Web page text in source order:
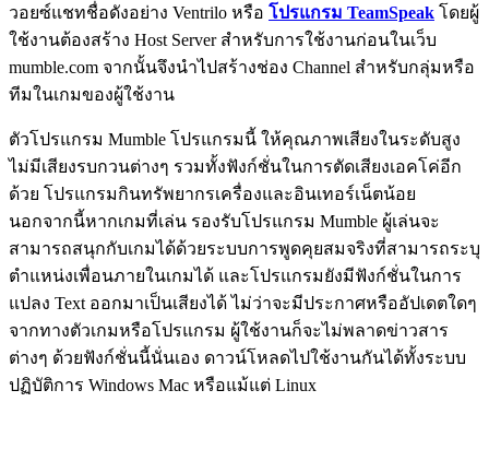
วอยซ์แชทชื่อดังอย่าง Ventrilo หรือ โปรแกรม TeamSpeak โดยผู้
ใช้งานต้องสร้าง Host Server สำหรับการใช้งานก่อนในเว็บ
mumble.com จากนั้นจึงนำไปสร้างช่อง Channel สำหรับกลุ่มหรือ
ทีมในเกมของผู้ใช้งาน
ตัวโปรแกรม Mumble โปรแกรมนี้ ให้คุณภาพเสียงในระดับสูง
ไม่มีเสียงรบกวนต่างๆ รวมทั้งฟังก์ชั่นในการตัดเสียงเอคโค่อีก
ด้วย โปรแกรมกินทรัพยากรเครื่องและอินเทอร์เน็ตน้อย
นอกจากนี้หากเกมที่เล่น รองรับโปรแกรม Mumble ผู้เล่นจะ
สามารถสนุกกับเกมได้ด้วยระบบการพูดคุยสมจริงที่สามารถระบุ
ตำแหน่งเพื่อนภายในเกมได้ และโปรแกรมยังมีฟังก์ชั่นในการ
แปลง Text ออกมาเป็นเสียงได้ ไม่ว่าจะมีประกาศหรืออัปเดตใดๆ
จากทางตัวเกมหรือโปรแกรม ผู้ใช้งานก็จะไม่พลาดข่าวสาร
ต่างๆ ด้วยฟังก์ชั่นนี้นั่นเอง ดาวน์โหลดไปใช้งานกันได้ทั้งระบบ
ปฏิบัติการ Windows Mac หรือแม้แต่ Linux